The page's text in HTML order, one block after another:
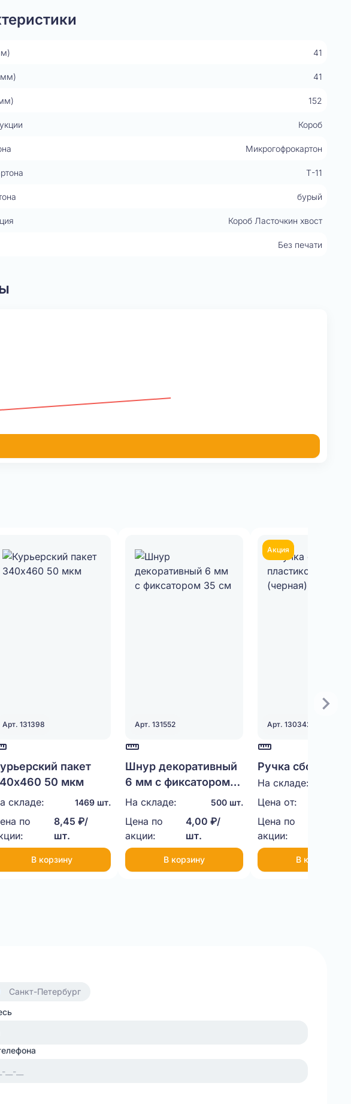
41
41
152
Короб
Микрогофрокартон
Т-11
бурый
Короб Ласточкин хвост
Без печати
Арт. 131398
пакет
50 мкм
складе: 1469 шт.
по
8,45 ₽/
шт.
В корзину
Арт. 131552
Шнур декоративный
6 мм с фиксатором
35 см
На складе: 500 шт.
Цена по
акции:
4,00 ₽/
шт.
В корзину
Акция
Арт. 130342
Ручка сборная
пластиковая
На складе:
Цена от:
Цена по
акции:
В корзину
Санкт-Петербург